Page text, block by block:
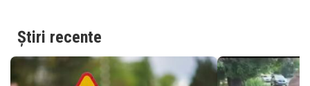
Știri recente